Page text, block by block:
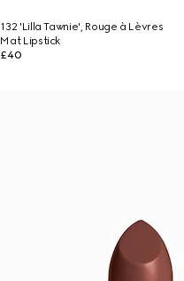
132 'Lilla Tawnie', Rouge à Lèvres
Mat Lipstick
£40